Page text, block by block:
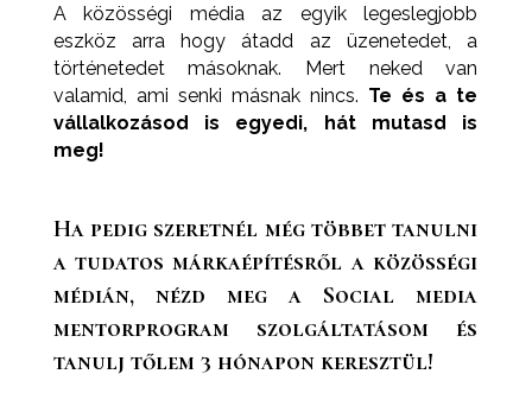
A közösségi média az egyik legeslegjobb
eszköz arra hogy átadd az üzenetedet, a
történetedet másoknak. Mert neked van
valamid, ami senki másnak nincs. Te és a te
vállalkozásod is egyedi, hát mutasd is
meg!
Ha pedig szeretnél még többet tanulni
a tudatos márkaépítésről a közösségi
médián, nézd meg a Social media
mentorprogram szolgáltatásom és
tanulj tőlem 3 hónapon keresztül!